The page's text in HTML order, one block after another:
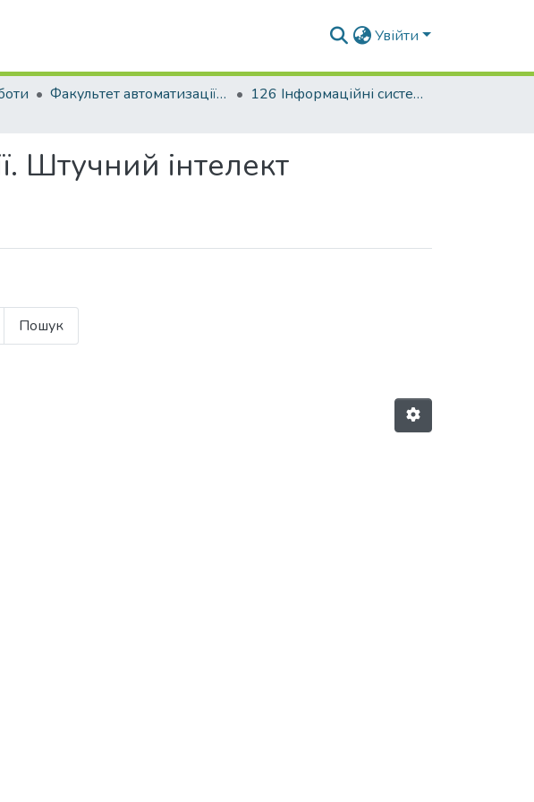
Увійти
Факультет автоматизації і інформаційних технологій
126 Інформаційні системи та технології. Штучний інтелект
Штучний інтелект
Пошук